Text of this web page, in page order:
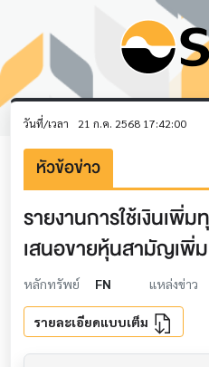
วันที่/เวลา 21 ก.ค. 2568 17:42:00
หัวข้อข่าว
รายงานการใช้เงินเพิ่
เสนอขายหุ้นสามัญเพิ่
หลักทรัพย์ FN แหล่งข่าว
รายละเอียดแบบเต็ม